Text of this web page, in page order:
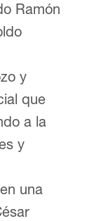
Ramón
y
que
a la
y
una